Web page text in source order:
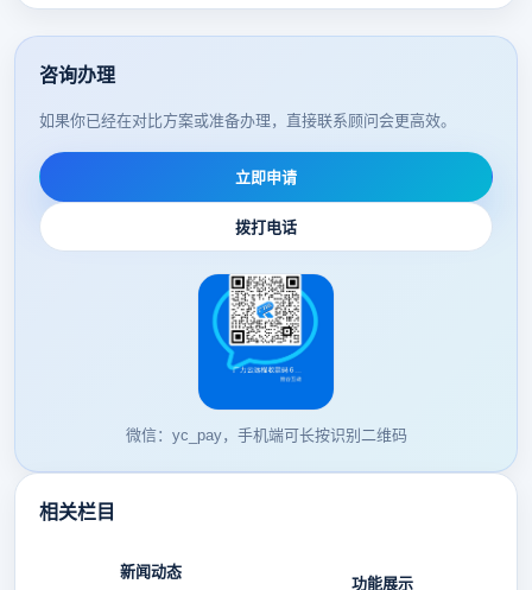
咨询办理
如果你已经在对比方案或准备办理，直接联系顾问会更高效。
立即申请
拨打电话
微信：yc_pay，手机端可长按识别二维码
相关栏目
新闻动态
功能展示